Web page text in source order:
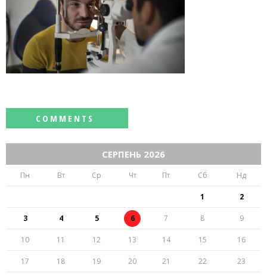
СЕРПЕНЬ 2026
Пн Вт Ср Чт Пт Сб Нд
1 2
3 4 5 6 7 8 9
10 11 12 13 14 15 16
17 18 19 20 21 22 23